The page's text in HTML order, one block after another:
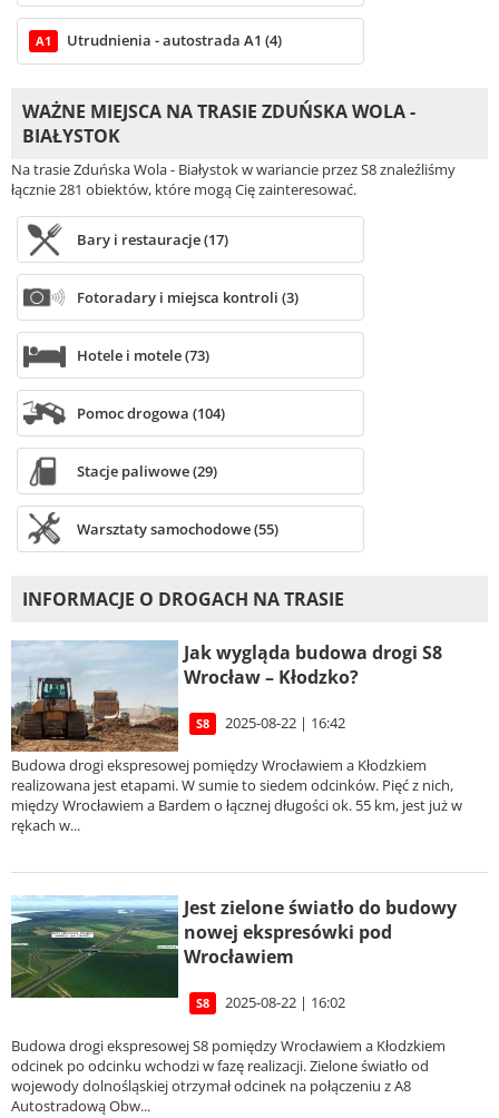
A1 Utrudnienia - autostrada A1 (4)
WAŻNE MIEJSCA NA TRASIE ZDUŃSKA WOLA -
BIAŁYSTOK
Na trasie Zduńska Wola - Białystok w wariancie przez S8 znaleźliśmy
łącznie 281 obiektów, które mogą Cię zainteresować.
Bary i restauracje (17)
Fotoradary i miejsca kontroli (3)
Hotele i motele (73)
Pomoc drogowa (104)
Stacje paliwowe (29)
Warsztaty samochodowe (55)
INFORMACJE O DROGACH NA TRASIE
Jak wygląda budowa drogi S8
Wrocław – Kłodzko?
S8 2025-08-22 | 16:42
Budowa drogi ekspresowej pomiędzy Wrocławiem a Kłodzkiem
realizowana jest etapami. W sumie to siedem odcinków. Pięć z nich,
między Wrocławiem a Bardem o łącznej długości ok. 55 km, jest już w
rękach w...
Jest zielone światło do budowy
nowej ekspresówki pod
Wrocławiem
S8 2025-08-22 | 16:02
Budowa drogi ekspresowej S8 pomiędzy Wrocławiem a Kłodzkiem
odcinek po odcinku wchodzi w fazę realizacji. Zielone światło od
wojewody dolnośląskiej otrzymał odcinek na połączeniu z A8
Autostradową Obw...